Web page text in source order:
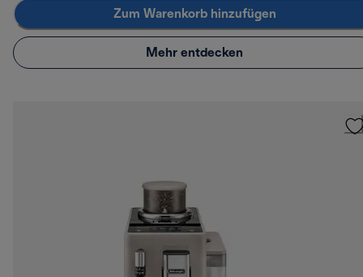
Zum Warenkorb hinzufügen
Mehr entdecken